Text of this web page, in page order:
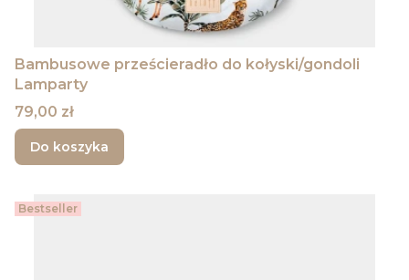
Bambusowe prześcieradło do kołyski/gondoli
Lamparty
Cena
79,00 zł
Do koszyka
Bestseller